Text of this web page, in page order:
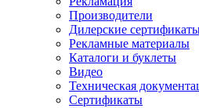
Производители
Дилерские
Рекламные материалы
Каталоги и буклеты
Видео
Техническая
Сертификаты